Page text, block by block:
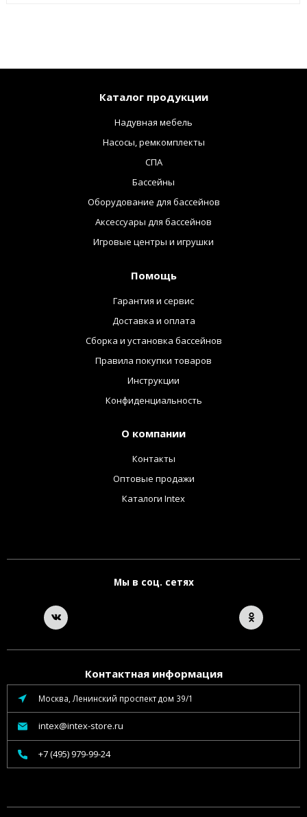
Каталог продукции
Надувная мебель
Насосы, ремкомплекты
СПА
Бассейны
Оборудование для бассейнов
Аксессуары для бассейнов
Игровые центры и игрушки
Помощь
Гарантия и сервис
Доставка и оплата
Сборка и установка бассейнов
Правила покупки товаров
Инструкции
Конфиденциальность
О компании
Контакты
Оптовые продажи
Каталоги Intex
Мы в соц. сетях
Контактная информация
Москва, Ленинский проспект дом 39/1
intex@intex-store.ru
+7 (495) 979-99-24